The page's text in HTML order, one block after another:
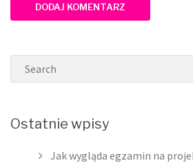
Search
Ostatnie wpisy
Jak wygląda egzamin na